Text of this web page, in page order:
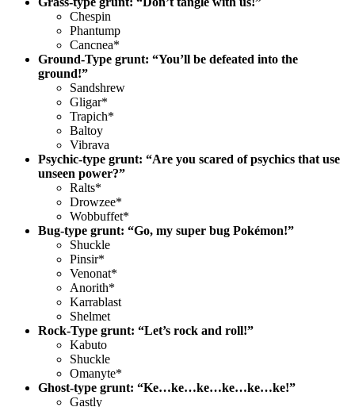
Chespin
Phantump
Cancnea*
Ground-Type grunt: “You’ll be defeated into the
ground!”
Sandshrew
Gligar*
Trapich*
Baltoy
Vibrava
Psychic-type grunt: “Are you scared of psychics that use
unseen power?”
Ralts*
Drowzee*
Wobbuffet*
Bug-type grunt: “Go, my super bug Pokémon!”
Shuckle
Pinsir*
Venonat*
Anorith*
Karrablast
Shelmet
Rock-Type grunt: “Let’s rock and roll!”
Kabuto
Shuckle
Omanyte*
Ghost-type grunt: “Ke…ke…ke…ke…ke…ke!”
Gastly